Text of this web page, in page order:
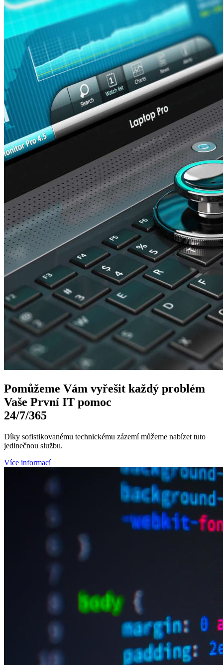
Pomůžeme Vámvyřešit každý problém
Vaše PrvníIT pomoc
24/7/365
Díky sofistikovanému technickému zázemí můžeme nabízet tuto
jedinečnou službu.
Více informací